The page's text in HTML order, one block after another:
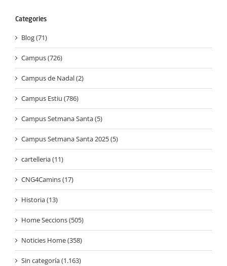
Categories
Blog (71)
Campus (726)
Campus de Nadal (2)
Campus Estiu (786)
Campus Setmana Santa (5)
Campus Setmana Santa 2025 (5)
cartelleria (11)
CNG4Camins (17)
Historia (13)
Home Seccions (505)
Noticies Home (358)
Sin categoría (1.163)